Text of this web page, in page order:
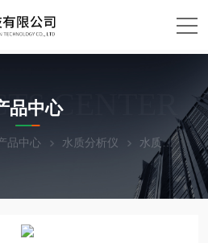
CENTER
品中心
品中心 水质分析仪 水质 XY-